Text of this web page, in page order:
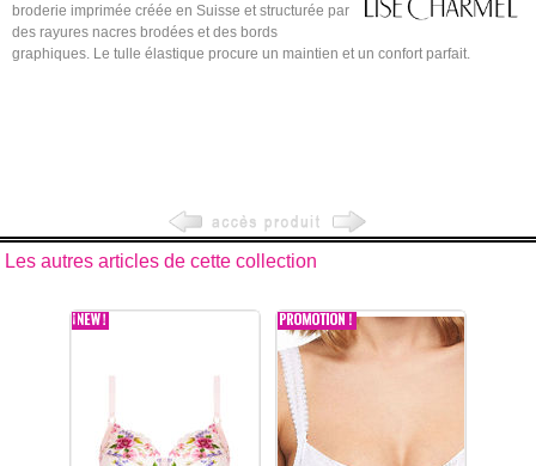
broderie imprimée créée en Suisse et structurée par
des rayures nacres brodées et des bords
graphiques. Le tulle élastique procure un maintien et un confort parfait.
Les autres articles de cette collection